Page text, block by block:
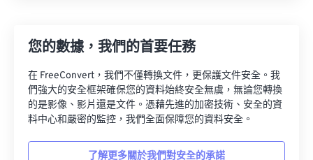
您的數據，我們的首要任務
在 FreeConvert，我們不僅轉換文件，更保護文件安全。我
們強大的安全框架確保您的資料始終安全無虞，無論您轉換
的是影像、影片還是文件。憑藉先進的加密技術、安全的資
料中心和嚴密的監控，我們全面保障您的資料安全。
了解更多關於我們對安全的承諾